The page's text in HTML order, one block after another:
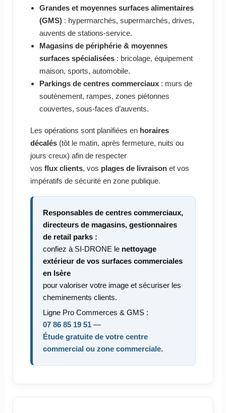
Grandes et moyennes surfaces alimentaires
(GMS): hypermarchés, supermarchés, drives,
auvents de stations-service.
Magasins de périphérie & moyennes
surfaces spécialisées: bricolage, équipement
maison, sports, automobile.
Parkings de centres commerciaux: murs de
soutènement, rampes, zones piétonnes
couvertes, sous-faces d’auvents.
Les opérations sont planifiées en horaires
décalés(tôt le matin, après fermeture, nuits ou
jours creux) afin de respecter
vos flux clients, vos plages de livraisonet vos
impératifs de sécurité en zone publique.
Responsables de centres commerciaux,
directeurs de magasins, gestionnaires
de retail parks :
confiez à SI-DRONE le nettoyage
extérieur de vos surfaces commerciales
en Isère
pour valoriser votre image et sécuriser les
cheminements clients.
Ligne Pro Commerces & GMS :
07 86 85 19 51—
Étude gratuite de votre centre
commercial ou zone commerciale.